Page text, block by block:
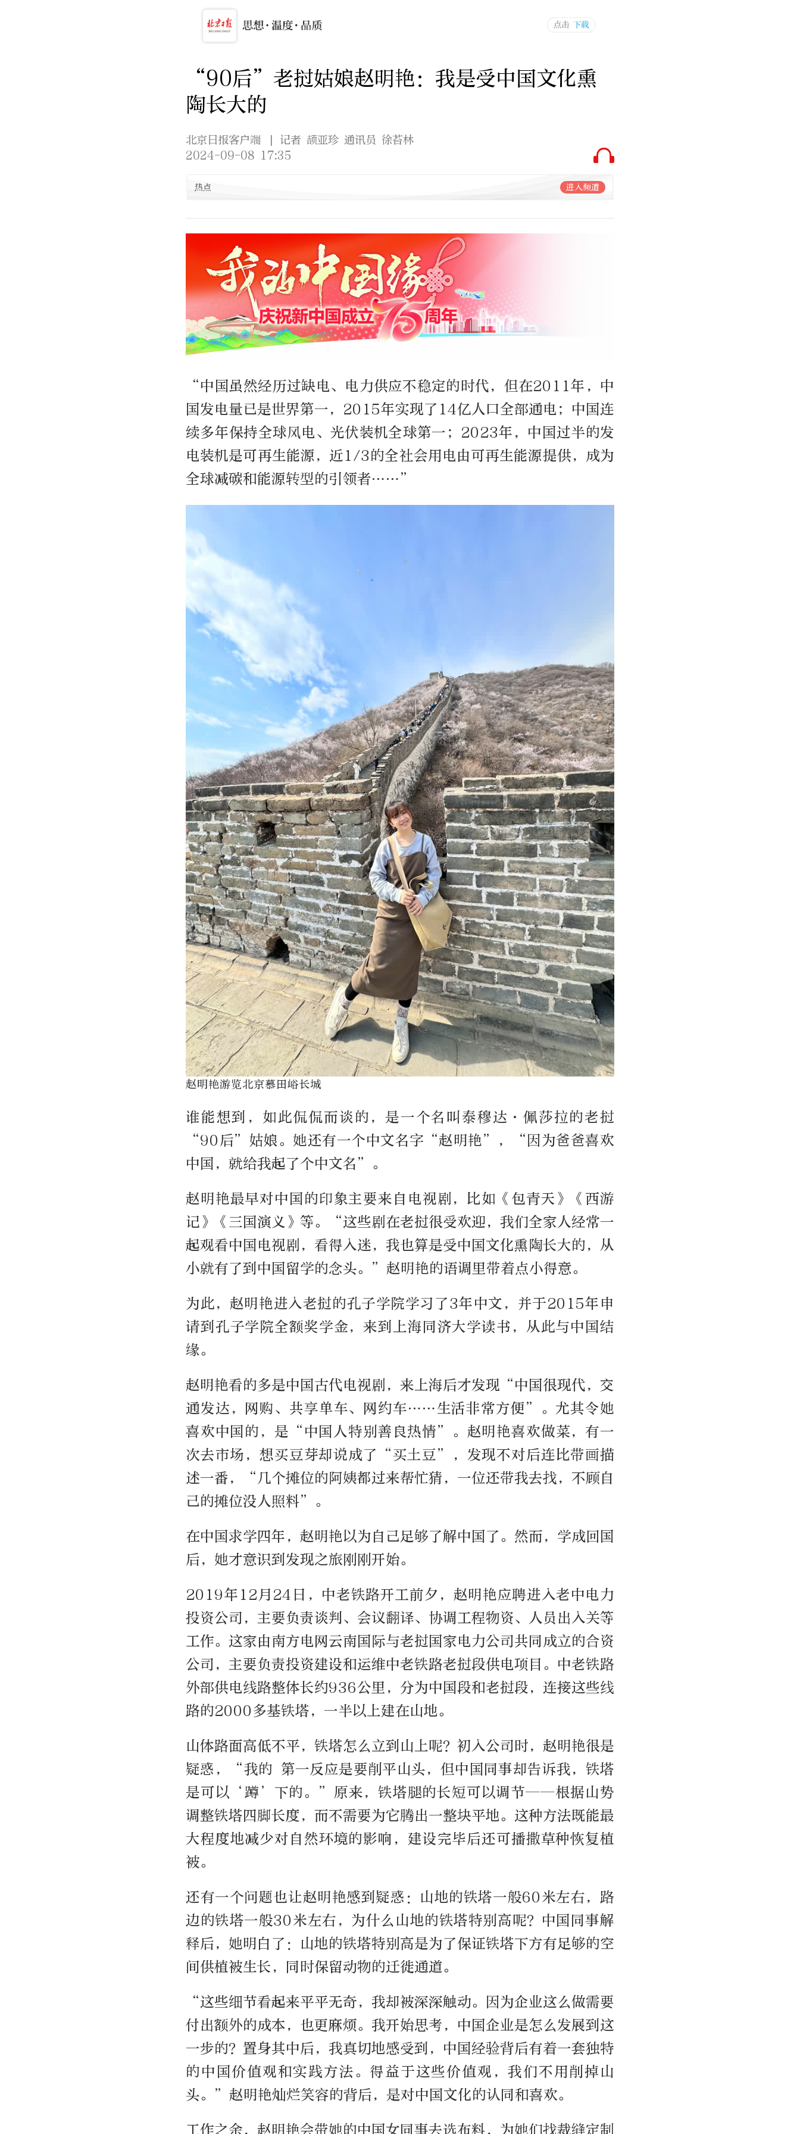
“90后”老挝姑娘赵明艳：我是受中国文化熏
陶长大的
北京日报客户端
| 记者 颉亚珍 通讯员 徐苔林
2024-09-08 17:35
热点 进入频道
“中国虽然经历过缺电、电力供应不稳定的时代，但在2011年，中
国发电量已是世界第一，2015年实现了14亿人口全部通电；中国连
续多年保持全球风电、光伏装机全球第一；2023年，中国过半的发
电装机是可再生能源，近1/3的全社会用电由可再生能源提供，成为
全球减碳和能源转型的引领者……”
赵明艳游览北京慕田峪长城
谁能想到，如此侃侃而谈的，是一个名叫泰穆达·佩莎拉的老挝
“90后”姑娘。她还有一个中文名字“赵明艳”，“因为爸爸喜欢
中国，就给我起了个中文名”。
赵明艳最早对中国的印象主要来自电视剧，比如《包青天》《西游
记》《三国演义》等。“这些剧在老挝很受欢迎，我们全家人经常一
起观看中国电视剧，看得入迷，我也算是受中国文化熏陶长大的，从
小就有了到中国留学的念头。”赵明艳的语调里带着点小得意。
为此，赵明艳进入老挝的孔子学院学习了3年中文，并于2015年申
请到孔子学院全额奖学金，来到上海同济大学读书，从此与中国结
缘。
赵明艳看的多是中国古代电视剧，来上海后才发现“中国很现代，交
通发达，网购、共享单车、网约车……生活非常方便”。尤其令她
喜欢中国的，是“中国人特别善良热情”。赵明艳喜欢做菜，有一
次去市场，想买豆芽却说成了“买土豆”，发现不对后连比带画描
述一番，“几个摊位的阿姨都过来帮忙猜，一位还带我去找，不顾自
己的摊位没人照料”。
在中国求学四年，赵明艳以为自己足够了解中国了。然而，学成回国
后，她才意识到发现之旅刚刚开始。
2019年12月24日，中老铁路开工前夕，赵明艳应聘进入老中电力
投资公司，主要负责谈判、会议翻译、协调工程物资、人员出入关等
工作。这家由南方电网云南国际与老挝国家电力公司共同成立的合资
公司，主要负责投资建设和运维中老铁路老挝段供电项目。中老铁路
外部供电线路整体长约936公里，分为中国段和老挝段，连接这些线
路的2000多基铁塔，一半以上建在山地。
山体路面高低不平，铁塔怎么立到山上呢？初入公司时，赵明艳很是
疑惑，“我的 第一反应是要削平山头，但中国同事却告诉我，铁塔
是可以‘蹲’下的。”原来，铁塔腿的长短可以调节——根据山势
调整铁塔四脚长度，而不需要为它腾出一整块平地。这种方法既能最
大程度地减少对自然环境的影响，建设完毕后还可播撒草种恢复植
被。
还有一个问题也让赵明艳感到疑惑：山地的铁塔一般60米左右，路
边的铁塔一般30米左右，为什么山地的铁塔特别高呢？中国同事解
释后，她明白了：山地的铁塔特别高是为了保证铁塔下方有足够的空
间供植被生长，同时保留动物的迁徙通道。
“这些细节看起来平平无奇，我却被深深触动。因为企业这么做需要
付出额外的成本，也更麻烦。我开始思考，中国企业是怎么发展到这
一步的？置身其中后，我真切地感受到，中国经验背后有着一套独特
的中国价值观和实践方法。得益于这些价值观，我们不用削掉山
头。”赵明艳灿烂笑容的背后，是对中国文化的认同和喜欢。
工作之余，赵明艳会带她的中国女同事去选布料，为她们找裁缝定制